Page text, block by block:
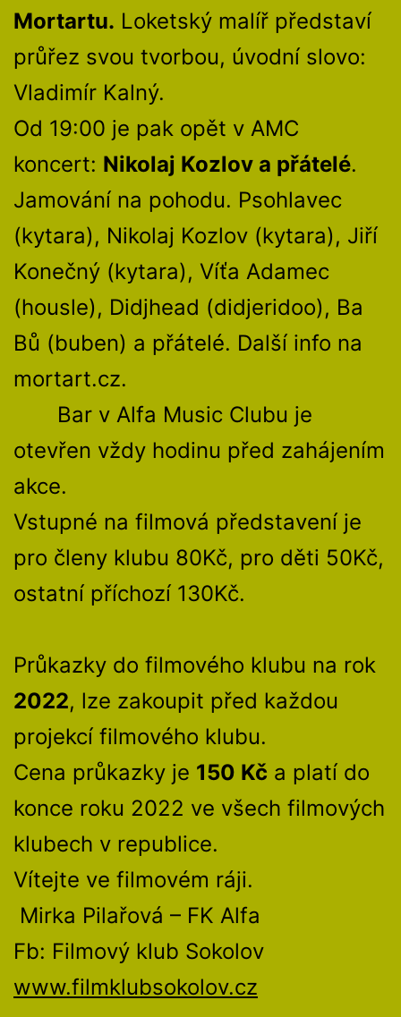
Mortartu. Loketský malíř představí
průřez svou tvorbou, úvodní slovo:
Vladimír Kalný.
Od 19:00 je pak opět v AMC
koncert: Nikolaj Kozlov a přátelé.
Jamování na pohodu. Psohlavec
(kytara), Nikolaj Kozlov (kytara), Jiří
Konečný (kytara), Víťa Adamec
(housle), Didjhead (didjeridoo), Ba
Bů (buben) a přátelé. Další info na
mortart.cz.
Bar v Alfa Music Clubu je
otevřen vždy hodinu před zahájením
akce.
Vstupné na filmová představení je
pro členy klubu 80Kč, pro děti 50Kč,
ostatní příchozí 130Kč.
Průkazky do filmového klubu na rok
2022, lze zakoupit před každou
projekcí filmového klubu.
Cena průkazky je 150 Kč a platí do
konce roku 2022 ve všech filmových
klubech v republice.
Vítejte ve filmovém ráji.
Mirka Pilařová – FK Alfa
Fb: Filmový klub Sokolov
www.filmklubsokolov.cz